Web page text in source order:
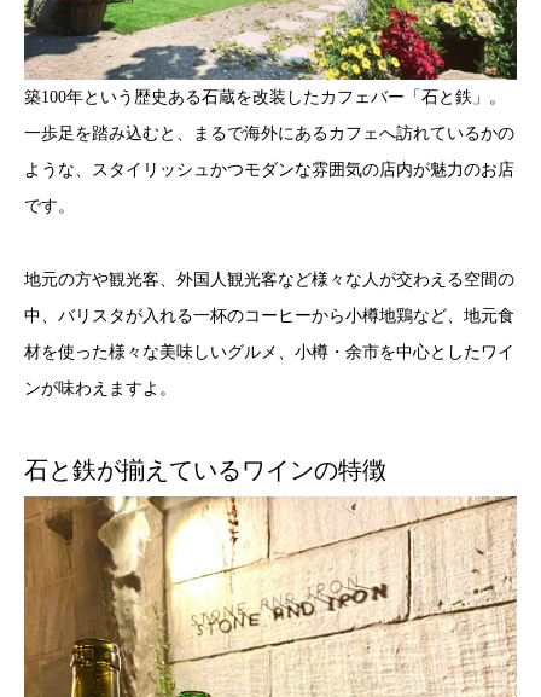
築100年という歴史ある石蔵を改装したカフェバー「石と鉄」。
一歩足を踏み込むと、まるで海外にあるカフェへ訪れているかの
ような、スタイリッシュかつモダンな雰囲気の店内が魅力のお店
です。
地元の方や観光客、外国人観光客など様々な人が交わえる空間の
中、バリスタが入れる一杯のコーヒーから小樽地鶏など、地元食
材を使った様々な美味しいグルメ、小樽・余市を中心としたワイ
ンが味わえますよ。
石と鉄が揃えているワインの特徴